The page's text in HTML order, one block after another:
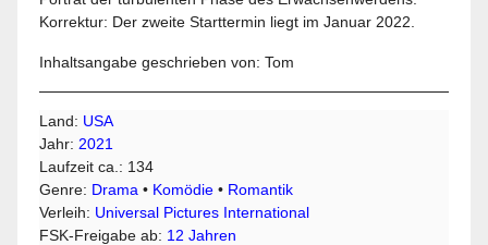
Korrektur: Der zweite Starttermin liegt im Januar 2022.
Inhaltsangabe geschrieben von: Tom
Land: USA
Jahr: 2021
Laufzeit ca.: 134
Genre: Drama • Komödie • Romantik
Verleih: Universal Pictures International
FSK-Freigabe ab: 12 Jahren